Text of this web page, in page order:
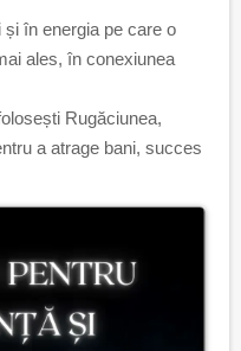
în energia pe care o
ales, în conexiunea
Rugăciunea,
a atrage bani, succes